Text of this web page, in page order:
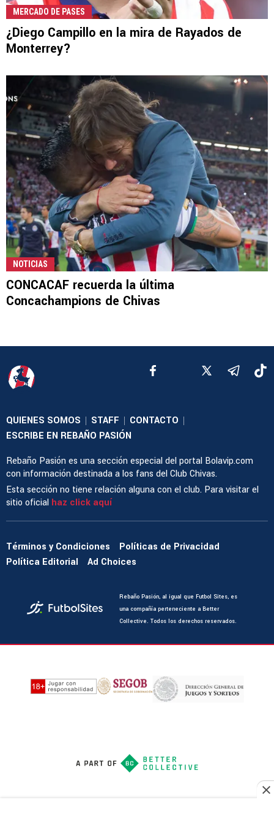
MERCADO DE PASES
¿Diego Campillo en la mira de Rayados de
Monterrey?
NOTICIAS
CONCACAF recuerda la última
Concachampions de Chivas
QUIENES SOMOS STAFF CONTACTO
ESCRIBE EN REBAÑO PASIÓN
Rebaño Pasión es una sección especial del portal Bolavip.com
con información destinada a los fans del Club Chivas.
Esta sección no tiene relación alguna con el club. Para visitar el
sitio oficial haz click aquí
Términos y Condiciones
Políticas de Privacidad
Política Editorial
Ad Choices
Rebaño Pasión, al igual que Futbol Sites, es
una compañía perteneciente a Better
Collective. Todos los derechos reservados.